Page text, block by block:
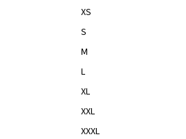
XS
S
M
L
XL
XXL
XXXL